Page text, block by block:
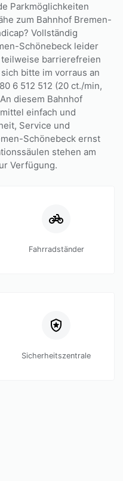
Parkmöglichkeiten
zum Bahnhof Bremen-
Vollständig
Schönebeck leider
barrierefreien
bitte im vorraus an
6 512 512 (20 ct./min,
diesem Bahnhof
einfach und
Service und
Schönebeck ernst
stehen am
Verfügung.
Fahrradständer
Sicherheitszentrale